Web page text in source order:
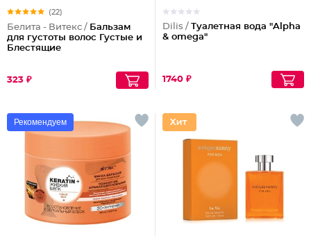
(22)
Белита - Витекс / Бальзам
для густоты волос Густые и
Блестящие
323 ₽
Dilis / Туалетная вода "Alpha
& omega"
1740 ₽
Рекомендуем